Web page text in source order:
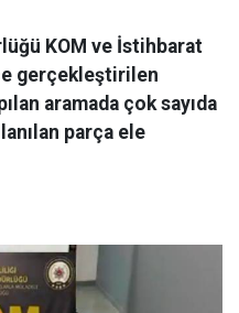
KOM ve İstihbarat
gerçekleştirilen
aramada çok sayıda
parça ele